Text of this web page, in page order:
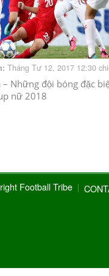
Tháng Tư 12, 2017 12:30
– Những đội bóng đặc
nữ 2018
Football Tribe